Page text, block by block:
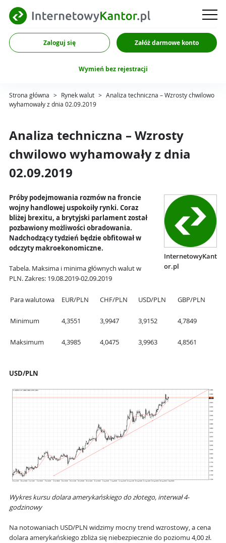
Zaloguj się Załóż darmowe konto
Wymień bez rejestracji
Strona główna > Rynek walut > Analiza techniczna – Wzrosty chwilowo
wyhamowały z dnia 02.09.2019
Analiza techniczna – Wzrosty
chwilowo wyhamowały z dnia
02.09.2019
InternetowyKant
or.pl
Próby podejmowania rozmów na froncie
wojny handlowej uspokoiły rynki. Coraz
bliżej brexitu, a brytyjski parlament został
pozbawiony możliwości obradowania.
Nadchodzący tydzień będzie obfitował w
odczyty makroekonomiczne.
Tabela. Maksima i minima głównych walut w
PLN. Zakres: 19.08.2019-02.09.2019
Para walutowa EUR/PLN CHF/PLN USD/PLN GBP/PLN
Minimum 4,3551 3,9947 3,9152 4,7849
Maksimum 4,3985 4,0475 3,9963 4,8561
USD/PLN
Wykres kursu dolara amerykańskiego do złotego, interwał 4-
godzinowy
Na notowaniach USD/PLN widzimy mocny trend wzrostowy, a cena
dolara amerykańskiego zbliża się niebezpiecznie do poziomu 4,00 zł.